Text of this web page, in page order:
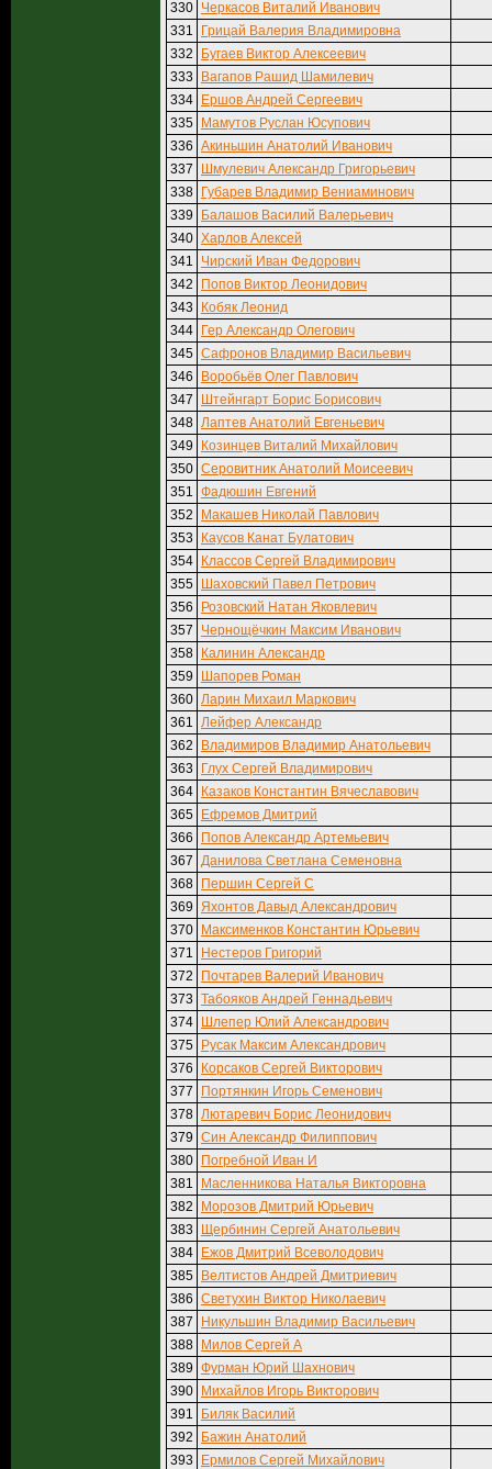
330 Черкасов Виталий Иванович
331
Грицай Валерия Владимировна
332
Бугаев Виктор Алексеевич
333
Вагапов Рашид Шамилевич
334
Ершов Андрей Сергеевич
335
Мамутов Руслан Юсупович
336 Акиньшин Анатолий Иванович
337
Шмулевич Александр Григорьевич
338
Губарев Владимир Вениаминович
339
Балашов Василий Валерьевич
340 Харлов Алексей
341
Чирский Иван Федорович
342
Попов Виктор Леонидович
343
Кобяк Леонид
344
Гер Александр Олегович
345 Сафронов Владимир Васильевич
346
Воробьёв Олег Павлович
347
Штейнгарт Борис Борисович
348 Лаптев Анатолий Евгеньевич
349
Козинцев Виталий Михайлович
350 Серовитник Анатолий Моисеевич
351 Фадюшин Евгений
352
Макашев Николай Павлович
353
Каусов Канат Булатович
354
Классов Сергей Владимирович
355
Шаховский Павел Петрович
356
Розовский Натан Яковлевич
357
Чернощёчкин Максим Иванович
358
Калинин Александр
359
Шапорев Роман
360 Ларин Михаил Маркович
361 Лейфер Александр
362
Владимиров Владимир Анатольевич
363
Глух Сергей Владимирович
364
Казаков Константин Вячеславович
365
Ефремов Дмитрий
366
Попов Александр Артемьевич
367 Данилова Светлана Семеновна
368
Першин Сергей С
369 Яхонтов Давыд Александрович
370
Максименков Константин Юрьевич
371
Нестеров Григорий
372
Почтарев Валерий Иванович
373 Табояков Андрей Геннадьевич
374
Шлепер Юлий Александрович
375
Русак Максим Александрович
376
Корсаков Сергей Викторович
377
Портянкин Игорь Семенович
378 Лютаревич Борис Леонидович
379 Син Александр Филиппович
380
Погребной Иван И
381
Масленникова Наталья Викторовна
382
Морозов Дмитрий Юрьевич
383
Щербинин Сергей Анатольевич
384
Ежов Дмитрий Всеволодович
385
Велтистов Андрей Дмитриевич
386 Светухин Виктор Николаевич
387
Никульшин Владимир Васильевич
388
Милов Сергей А
389 Фурман Юрий Шахнович
390
Михайлов Игорь Викторович
391
Биляк Василий
392
Бажин Анатолий
393
Ермилов Сергей Михайлович